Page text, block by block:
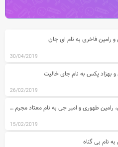
بندی آهنگ های
رامین فاخری به نام ای جان
30/04/2019
بهزاد پکس به نام جای خالیت
26/02/2019
دانلود آهنگ جدید بهزاد پکس، رامین طهوری و امیر جی به نام معتاد مجرم نیست
15/02/2019
نام بی گناه